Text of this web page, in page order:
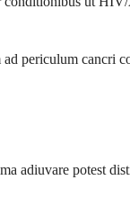
periculum cancri
adiuvare potest